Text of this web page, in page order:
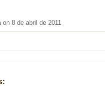
on 8 de abril de 2011